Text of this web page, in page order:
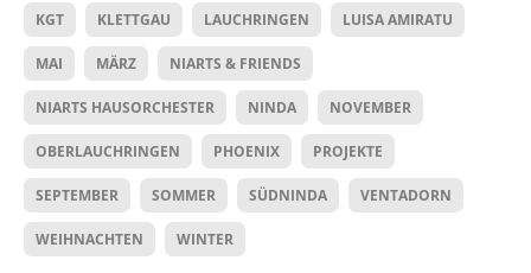
KGT KLETTGAU LAUCHRINGEN LUISA AMIRATU
MAI MÄRZ NIARTS & FRIENDS
NIARTS HAUSORCHESTER NINDA NOVEMBER
OBERLAUCHRINGEN PHOENIX PROJEKTE
SEPTEMBER SOMMER SÜDNINDA VENTADORN
WEIHNACHTEN WINTER